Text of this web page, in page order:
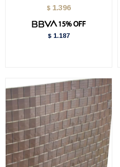
$ 1.396
$ 1.187